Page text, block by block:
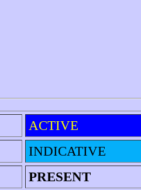
ACTIVE
INDICATIVE
PRESENT